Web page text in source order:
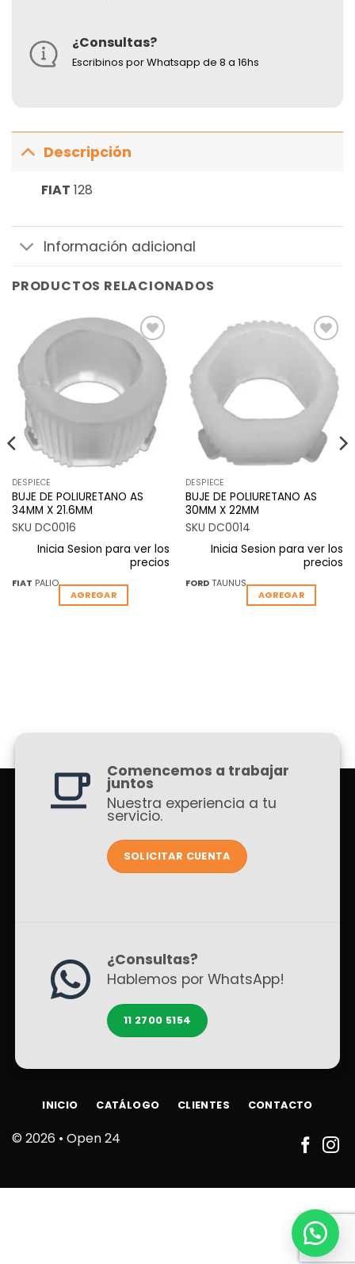
¿Consultas?
Escribinos por Whatsapp de 8 a 16hs
Descripción
FIAT 128
Información adicional
PRODUCTOS RELACIONADOS
Añadir
DESPIECE
BUJE DE POLIURETANO AS
34MM X 21.6MM
SKU DC0016
Inicia Sesion para ver los
precios
FIAT PALIO
AGREGAR
Añadir
a la
lista de
DESPIECE
BUJE DE POLIURETANO AS
30MM X 22MM
SKU DC0014
Inicia Sesion para ver los
precios
FORDTAUNUS
AGREGAR
Comencemos a trabajar
juntos
Nuestra experiencia a tu
servicio.
SOLICITAR CUENTA
¿Consultas?
Hablemos por WhatsApp!
11 2700 5154
© 2026 • Open 24
INICIO CATÁLOGO CLIENTES CONTACTO